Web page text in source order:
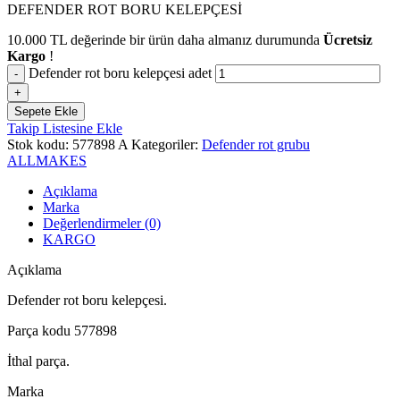
DEFENDER ROT BORU KELEPÇESİ
10.000 TL değerinde bir ürün daha almanız durumunda Ücretsiz
Kargo !
Defender rot boru kelepçesi adet
Sepete Ekle
Takip Listesine Ekle
Stok kodu: 577898 A Kategoriler: Defender rot grubu
ALLMAKES
Açıklama
Marka
Değerlendirmeler (0)
KARGO
Açıklama
Defender rot boru kelepçesi.
Parça kodu 577898
İthal parça.
Marka